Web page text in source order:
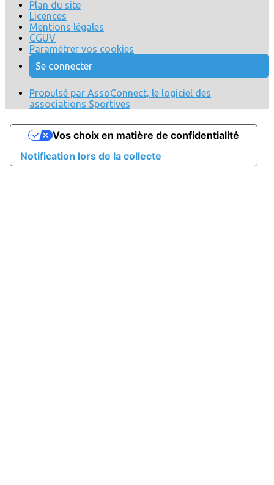
Plan du site
Licences
Mentions légales
CGUV
Paramétrer vos cookies
Se connecter
Propulsé par AssoConnect, le logiciel des
associations Sportives
Notification lors de la collecte
Vos choix en matière de confidentialité